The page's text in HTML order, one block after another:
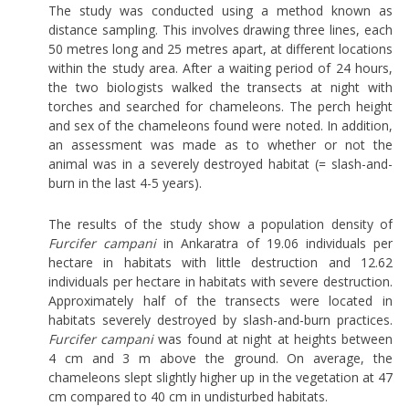
The study was conducted using a method known as
distance sampling. This involves drawing three lines, each
50 metres long and 25 metres apart, at different locations
within the study area. After a waiting period of 24 hours,
the two biologists walked the transects at night with
torches and searched for chameleons. The perch height
and sex of the chameleons found were noted. In addition,
an assessment was made as to whether or not the
animal was in a severely destroyed habitat (= slash-and-
burn in the last 4-5 years).
The results of the study show a population density of
Furcifer campaniin Ankaratra of 19.06 individuals per
hectare in habitats with little destruction and 12.62
individuals per hectare in habitats with severe destruction.
Approximately half of the transects were located in
habitats severely destroyed by slash-and-burn practices.
Furcifer campaniwas found at night at heights between
4 cm and 3 m above the ground. On average, the
chameleons slept slightly higher up in the vegetation at 47
cm compared to 40 cm in undisturbed habitats.